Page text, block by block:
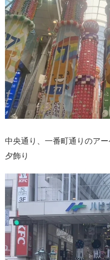
中央通り、一番町通りのア
夕飾り